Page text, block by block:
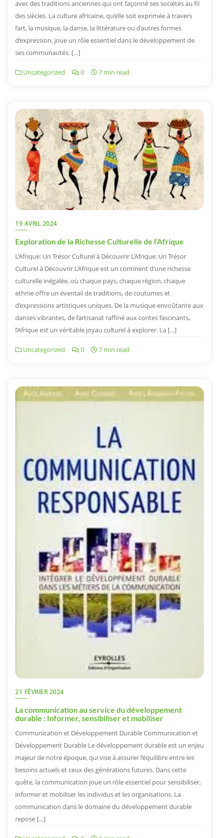
avec des traditions anciennes qui ont façonné ses sociétés au fil
des siècles. La culture africaine, qu’elle soit exprimée à travers
l’art, la musique, la danse, la littérature ou d’autres formes
d’expression, joue un rôle essentiel dans le développement de
ses communautés. […]
Uncategorized 0 7 min read
19 AVRIL 2024
Exploration de la Richesse Culturelle de l’Afrique
L’Afrique: Un Trésor Culturel à Découvrir L’Afrique: Un Trésor
Culturel à Découvrir L’Afrique est un continent d’une richesse
culturelle inégalée, où chaque pays, chaque région, chaque
ethnie offre un éventail de traditions, de coutumes et
d’expressions artistiques uniques. De la musique envoûtante aux
danses vibrantes, de l’artisanat raffiné aux contes fascinants,
l’Afrique est un véritable joyau culturel à explorer. La […]
Uncategorized 0 7 min read
21 FÉVRIER 2024
La communication au service du développement
durable : Informer, sensibiliser et mobiliser
Communication et Développement Durable Communication et
Développement Durable Le développement durable est un enjeu
majeur de notre époque, qui vise à assurer l’équilibre entre les
besoins actuels et ceux des générations futures. Dans cette
quête, la communication joue un rôle essentiel pour sensibiliser,
informer et mobiliser les individus et les organisations. La
communication dans le domaine du développement durable
repose […]